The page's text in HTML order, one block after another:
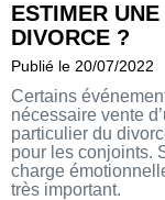
ESTIMER
DIVORCE ?
Publié le 20/07/2022
Certains
nécessaire vente
particulier du
pour les conjoints.
charge
très important.